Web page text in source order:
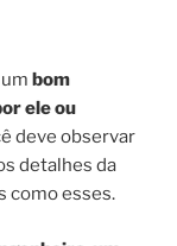
bom
ele ou
deve observar
detalhes da
como esses.